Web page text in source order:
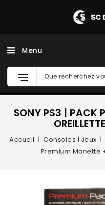
Menu
SONY PS3 | PACK
Accueil Consoles | Jeux
Premium Manette